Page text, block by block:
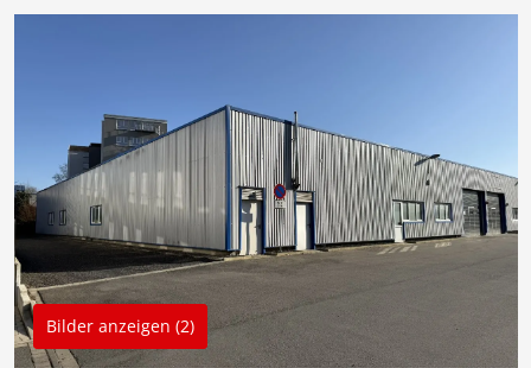
Bilder anzeigen (2)